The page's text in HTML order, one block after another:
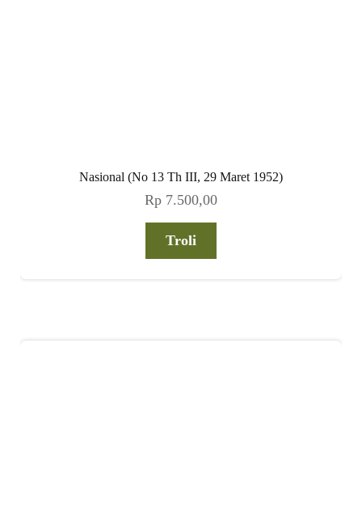
Nasional (No 13 Th III, 29 Maret 1952)
Rp 7.500,00
Troli